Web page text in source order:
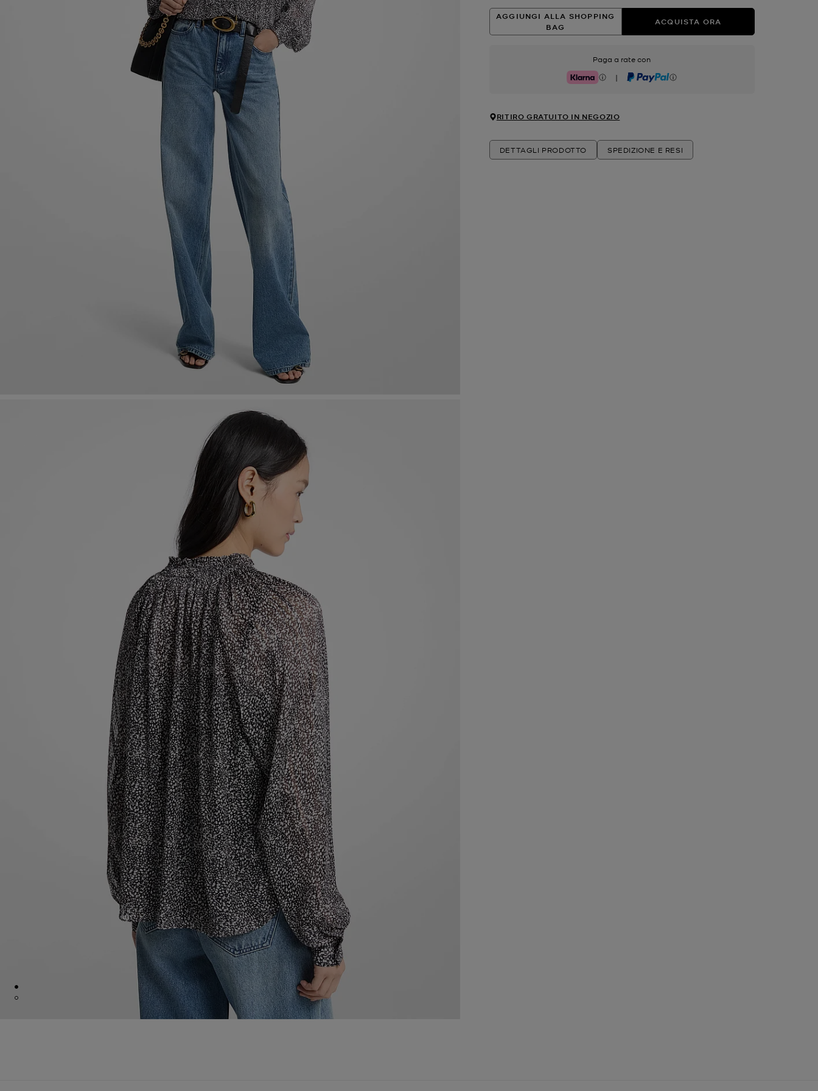
AGGIUNGI ALLA SHOPPING
BAG
ACQUISTA ORA
Paga a rate con
Klarna | PayPal
RITIRO GRATUITO IN NEGOZIO
DETTAGLI PRODOTTO SPEDIZIONE E RESI